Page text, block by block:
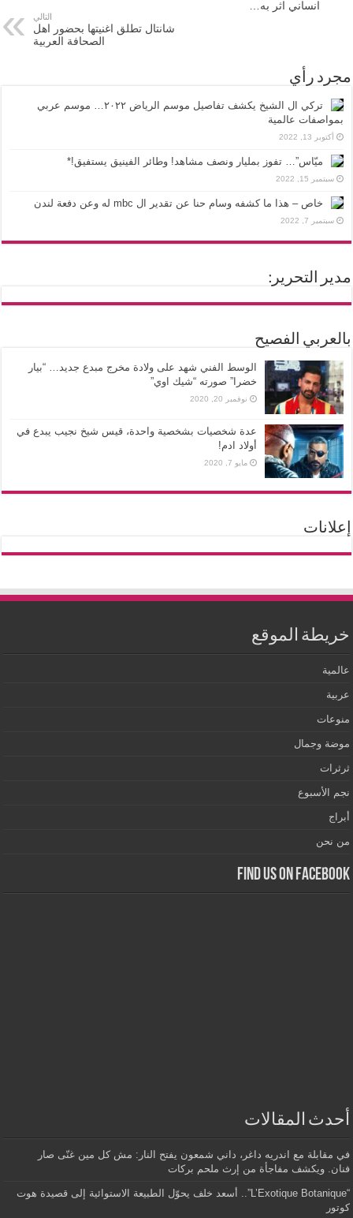
انساني اثر به…
التالي
شانتال تطلق اغنيتها بحضور اهل
الصحافة العربية
مجرد رأي
تركي ال الشيخ يكشف تفاصيل موسم الرياض ٢٠٢٢… موسم عربي
بمواصفات عالمية
أكتوبر 13, 2022
ميّاس”… تفوز بمليار ونصف مشاهد! وطائر الفينيق يستفيق!*
سبتمبر 15, 2022
خاص – هذا ما كشفه وسام حنا عن تقدير ال mbc له وعن دفعة لندن
سبتمبر 7, 2022
مدير التحرير:
بالعربي الفصيح
الوسط الفني شهد على ولادة مخرج مبدع جديد… “بيار
خضرا” صورته “شيك اوي”
نوفمبر 20, 2020
عدة شخصيات بشخصية واحدة، قيس شيخ نجيب يبدع في
أولاد ادم!
مايو 7, 2020
إعلانات
خريطة الموقع
عالمية
عربية
منوعات
موضة وجمال
ثرثرات
نجم الأسبوع
أبراج
من نحن
Find us on Facebook
أحدث المقالات
في مقابلة مع اندريه داغر، داني شمعون يفتح النار: مش كل مين غنّى صار
فنان. ويكشف مفاجأة من إرث ملحم بركات
“L’Exotique Botanique”.. أسعد خلف يحوّل الطبيعة الاستوائية إلى قصيدة هوت
كوتور